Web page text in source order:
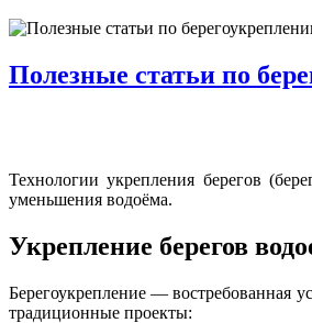
Полезные статьи по
Технологии укрепления берегов
уменьшения водоёма.
Укрепление берегов
Берегоукрепление — востребованная
традиционные проекты: